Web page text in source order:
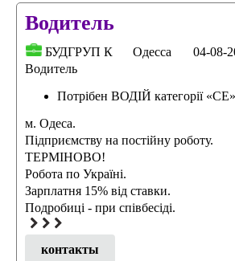
Водитель
БУДГРУП К Одесса
04-08-
Водитель
Потрібен ВОДІЙ категорії
м. Одеса.
Підприємству на постійну роботу.
ТЕРМІНОВО!
Робота по Україні.
Зарплатня 15% вiд ставки.
Подробицi - при спiвбесiдi.
контакты